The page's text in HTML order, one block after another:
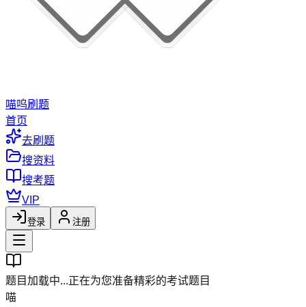
喵呜刷题
首页
去刷题
搜资料
搜考题
VIP
登录 注册
题目加载中...正在为您准备精彩的考试题目
喵